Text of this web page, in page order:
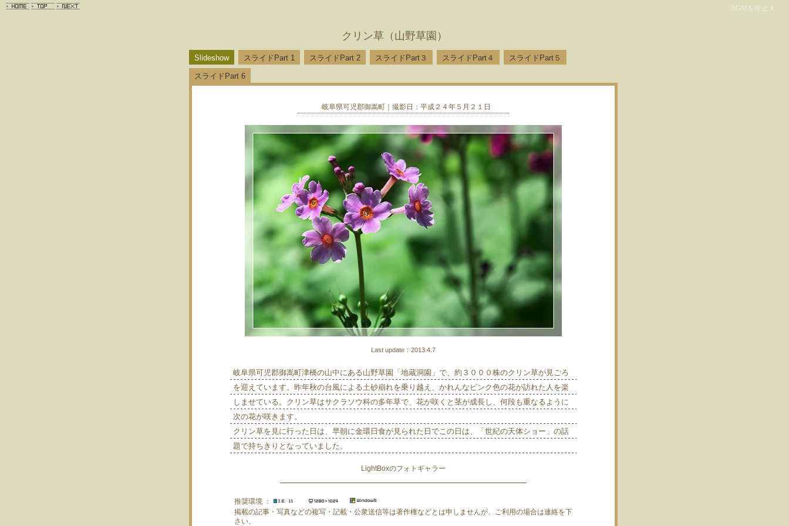
クリン草（山野草園）
Slideshow スライドPart 1 スライドPart 2 スライドPart３ スライドPart４ スライドPart５
スライドPart 6
岐阜県可児郡御嵩町｜撮影日：平成２４年５月２１日
Last update：2013.4.7
岐阜県可児郡御嵩町津橋の山中にある山野草園「地蔵洞園」で、約３０００株のクリン草が見ごろ
を迎えています。昨年秋の台風による土砂崩れを乗り越え、かれんなピンク色の花が訪れた人を楽
しませている。クリン草はサクラソウ科の多年草で、花が咲くと茎が成長し、何段も重なるように
次の花が咲きます。
クリン草を見に行った日は、早朝に金環日食が見られた日でこの日は、「世紀の天体ショー」の話
題で持ちきりとなっていました。
LightBoxのフォトギャラー
推奨環境 ：
掲載の記事・写真などの複写・記載・公衆送信等は著作権などとは申しませんが、ご利用の場合は連絡を下
さい。